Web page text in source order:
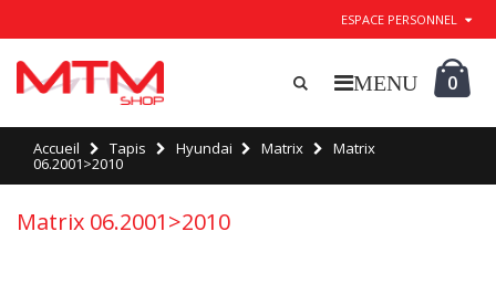
ESPACE PERSONNEL
0
Accueil Tapis Hyundai Matrix Matrix
06.2001>2010
Matrix 06.2001>2010